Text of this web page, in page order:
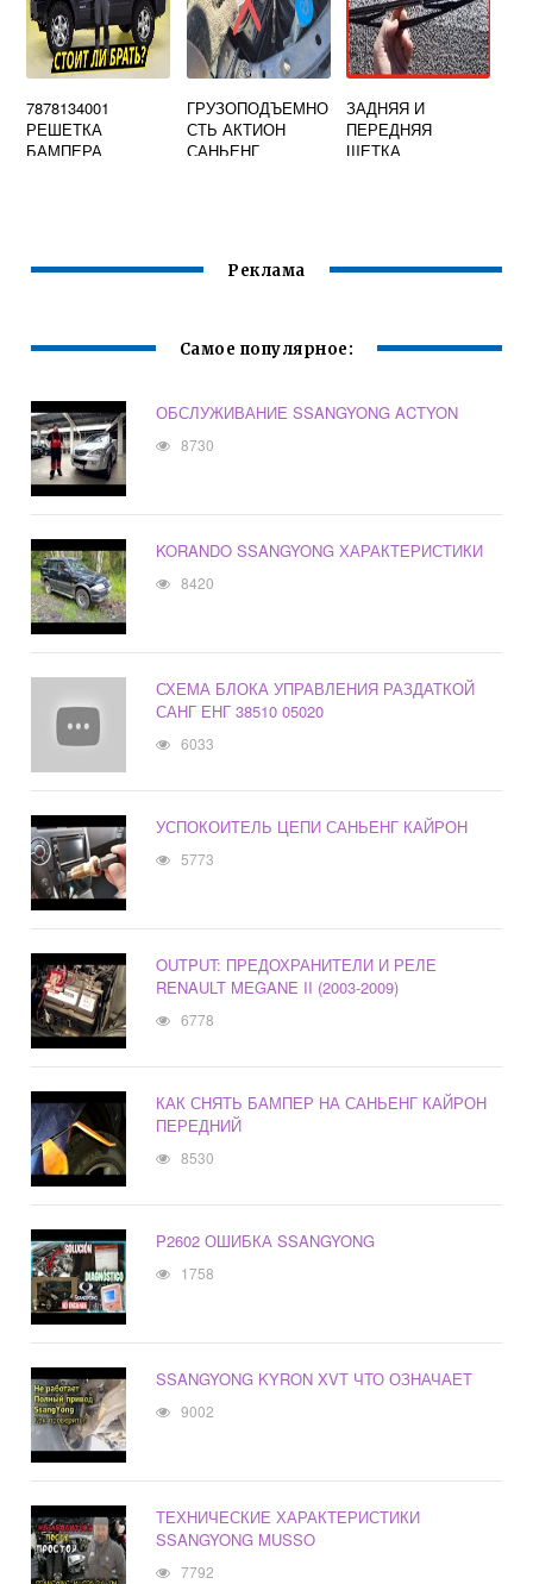
7878134001
РЕШЕТКА
БАМПЕРА
ГРУЗОПОДЪЕМНО
СТЬ АКТИОН
САНЬЕНГ
ЗАДНЯЯ И
ПЕРЕДНЯЯ
ЩЕТКА
Реклама
Самое популярное:
ОБСЛУЖИВАНИЕ SSANGYONG ACTYON
8730
KORANDO SSANGYONG ХАРАКТЕРИСТИКИ
8420
СХЕМА БЛОКА УПРАВЛЕНИЯ РАЗДАТКОЙ
САНГ ЕНГ 38510 05020
6033
УСПОКОИТЕЛЬ ЦЕПИ САНЬЕНГ КАЙРОН
5773
OUTPUT: ПРЕДОХРАНИТЕЛИ И РЕЛЕ
RENAULT MEGANE II (2003-2009)
6778
КАК СНЯТЬ БАМПЕР НА САНЬЕНГ КАЙРОН
ПЕРЕДНИЙ
8530
P2602 ОШИБКА SSANGYONG
1758
SSANGYONG KYRON XVT ЧТО ОЗНАЧАЕТ
9002
ТЕХНИЧЕСКИЕ ХАРАКТЕРИСТИКИ
SSANGYONG MUSSO
7792